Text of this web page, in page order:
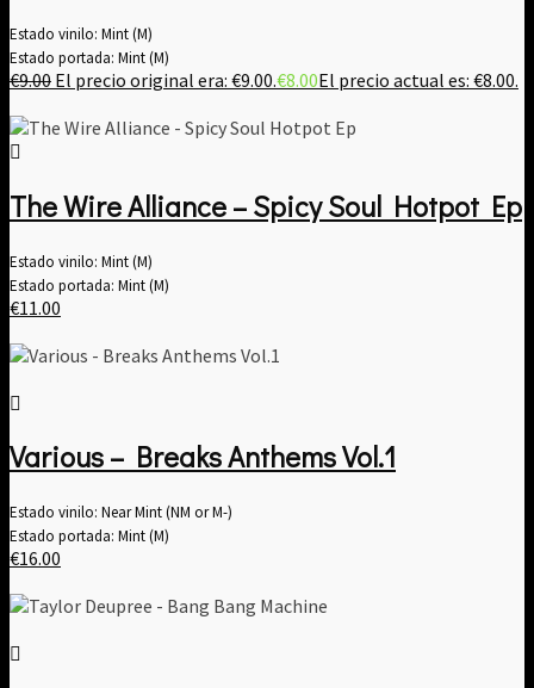
Estado vinilo: Mint (M)
Estado portada: Mint (M)
€9.00 El precio original era: €9.00.€8.00El precio actual es: €8.00.
The Wire Alliance – Spicy Soul Hotpot Ep
Estado vinilo: Mint (M)
Estado portada: Mint (M)
€11.00
Various – Breaks Anthems Vol​.​1
Estado vinilo: Near Mint (NM or M-)
Estado portada: Mint (M)
€16.00